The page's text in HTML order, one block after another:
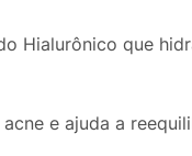
Hialurônico que
e ajuda a